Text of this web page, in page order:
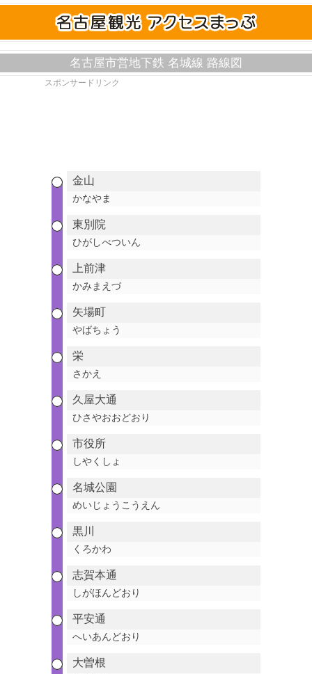
名古屋市営地下鉄 名城線 路線図
スポンサードリンク
金山
かなやま
東別院
ひがしべついん
上前津
かみまえづ
矢場町
やばちょう
栄
さかえ
久屋大通
ひさやおおどおり
市役所
しやくしょ
名城公園
めいじょうこうえん
黒川
くろかわ
志賀本通
しがほんどおり
平安通
へいあんどおり
大曽根